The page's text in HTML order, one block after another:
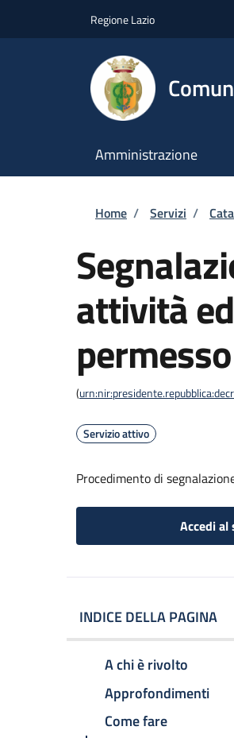
Regione Lazio
Amministrazione
Briciole
Home / Servizi /
attività
(
Servizio attivo
Procedimento di
Accedi al
INDICE DELLA PAGINA
A chi è rivolto
Approfondimenti
Come fare